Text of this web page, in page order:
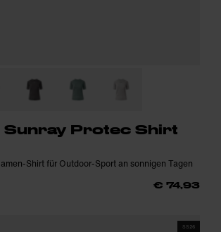
Sunray Protec Shirt
Shirt für Outdoor-Sport an sonnigen Tagen
€ 74,93
SS26